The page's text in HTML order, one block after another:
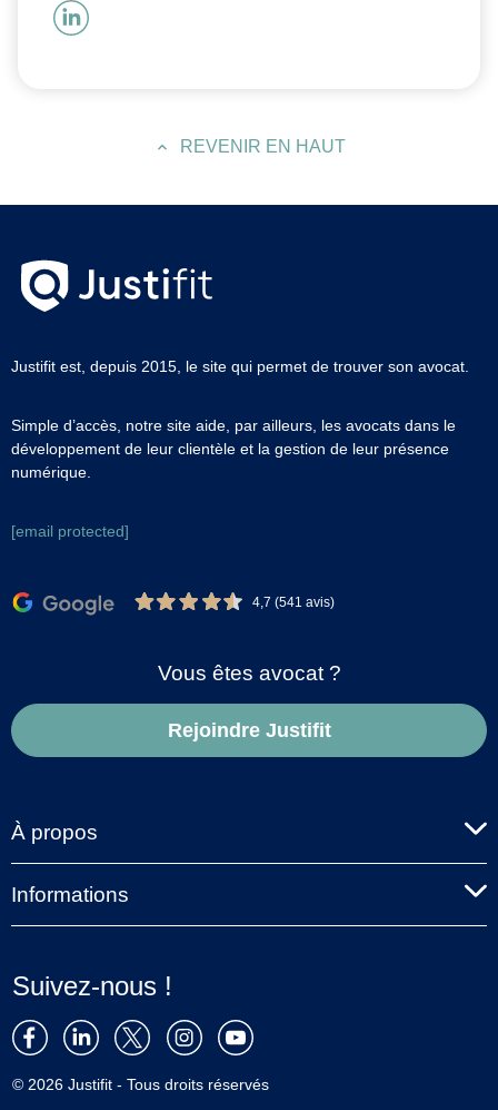
REVENIR EN HAUT
Justifit est, depuis 2015, le site qui permet de trouver son avocat.
Simple d’accès, notre site aide, par ailleurs, les avocats dans le
développement de leur clientèle et la gestion de leur présence
numérique.
[email protected]
4,7 (541 avis)
Vous êtes avocat ?
Rejoindre Justifit
À propos
Informations
Suivez-nous !
© 2026 Justifit - Tous droits réservés